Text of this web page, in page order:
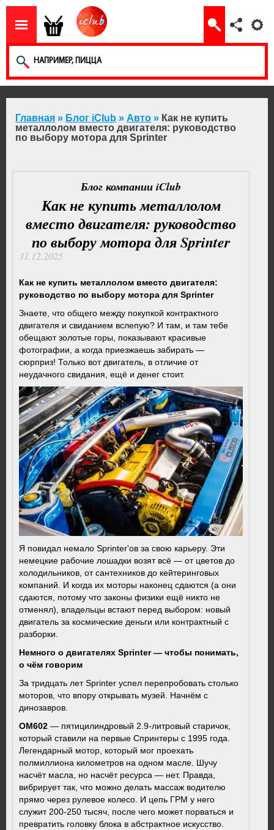
Главная » Блог iClub » Авто » Как не купить
металлолом вместо двигателя: руководство
по выбору мотора для Sprinter
Блог компании iClub
Как не купить металлолом
вместо двигателя: руководство
по выбору мотора для Sprinter
31.12.2025
Как не купить металлолом вместо двигателя:
руководство по выбору мотора для Sprinter
Знаете, что общего между покупкой контрактного
двигателя и свиданием вслепую? И там, и там тебе
обещают золотые горы, показывают красивые
фотографии, а когда приезжаешь забирать —
сюрприз! Только вот двигатель, в отличие от
неудачного свидания, ещё и денег стоит.
Я повидал немало Sprinter'ов за свою карьеру. Эти
немецкие рабочие лошадки возят всё — от цветов до
холодильников, от сантехников до кейтеринговых
компаний. И когда их моторы наконец сдаются (а они
сдаются, потому что законы физики ещё никто не
отменял), владельцы встают перед выбором: новый
двигатель за космические деньги или контрактный с
разборки.
Немного о двигателях Sprinter — чтобы понимать,
о чём говорим
За тридцать лет Sprinter успел перепробовать столько
моторов, что впору открывать музей. Начнём с
динозавров.
OM602 — пятицилиндровый 2.9-литровый старичок,
который ставили на первые Спринтеры с 1995 года.
Легендарный мотор, который мог проехать
полмиллиона километров на одном масле. Шучу
насчёт масла, но насчёт ресурса — нет. Правда,
вибрирует так, что можно делать массаж водителю
прямо через рулевое колесо. И цепь ГРМ у него
служит 200-250 тысяч, после чего может порваться и
превратить головку блока в абстрактное искусство.